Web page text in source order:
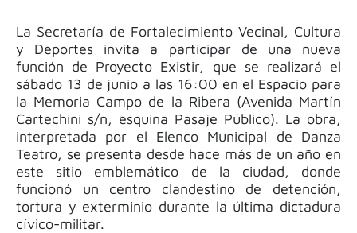
La Secretaría de Fortalecimiento Vecinal, Cultura
y Deportes invita a participar de una nueva
función de Proyecto Existir, que se realizará el
sábado 13 de junio a las 16:00 en el Espacio para
la Memoria Campo de la Ribera (Avenida Martín
Cartechini s/n, esquina Pasaje Público). La obra,
interpretada por el Elenco Municipal de Danza
Teatro, se presenta desde hace más de un año en
este sitio emblemático de la ciudad, donde
funcionó un centro clandestino de detención,
tortura y exterminio durante la última dictadura
cívico-militar.